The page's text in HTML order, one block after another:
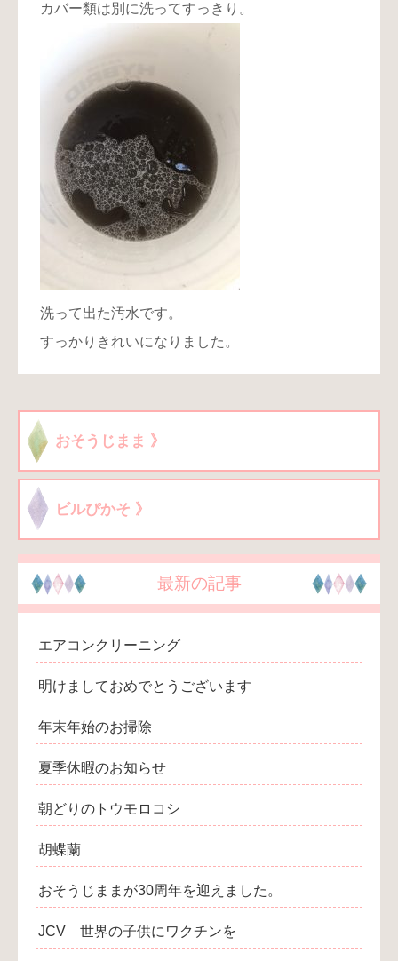
カバー類は別に洗ってすっきり。
洗って出た汚水です。
すっかりきれいになりました。
おそうじまま 》
ビルぴかそ 》
最新の記事
エアコンクリーニング
明けましておめでとうございます
年末年始のお掃除
夏季休暇のお知らせ
朝どりのトウモロコシ
胡蝶蘭
おそうじままが30周年を迎えました。
JCV 世界の子供にワクチンを